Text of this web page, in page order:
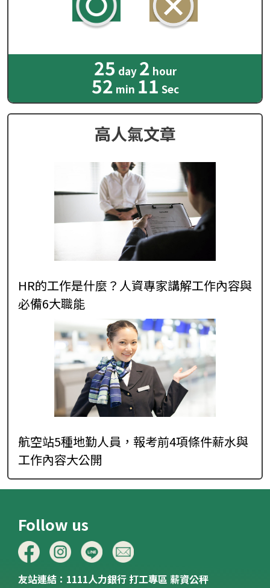
25 day 2 hour
52min9Sec
高人氣文章
HR的工作是什麼？人資專家講解工作內容與
必備6大職能
航空站5種地勤人員，報考前4項條件薪水與
工作內容大公開
Follow us
友站連結： 1111人力銀行 打工專區 薪資公秤